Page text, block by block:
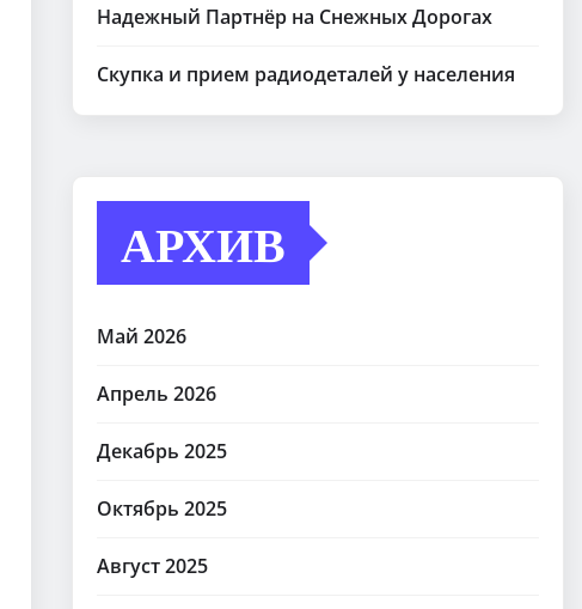
Надежный Партнёр на Снежных Дорогах
Скупка и прием радиодеталей у населения
АРХИВ
Май 2026
Апрель 2026
Декабрь 2025
Октябрь 2025
Август 2025